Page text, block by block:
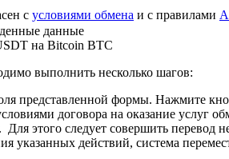
с условиями обмена и с правилами
данные
на Bitcoin BTC
выполнить несколько шагов:
представленной формы. Нажмите
договора на оказание услуг
Для этого следует совершить
указанных действий, система